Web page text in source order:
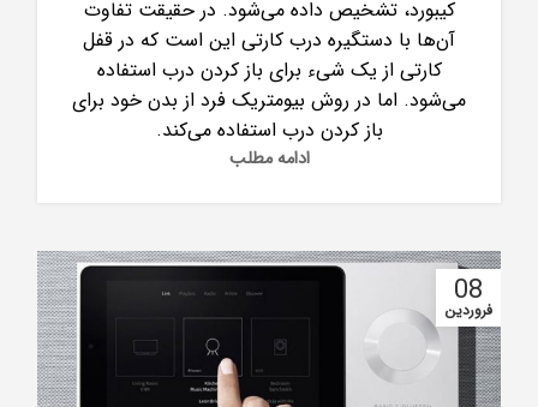
کیبورد، تشخیص داده می‌شود. در حقیقت تفاوت
آن‌ها با دستگیره درب کارتی این است که در قفل
کارتی از یک شیء برای باز کردن درب استفاده
می‌شود. اما در روش بیومتریک فرد از بدن خود برای
باز کردن درب استفاده می‌کند.
ادامه مطلب
08
فروردین